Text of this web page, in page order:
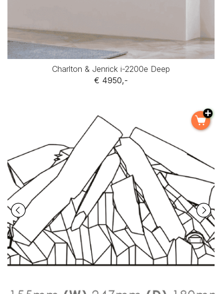
Charlton & Jenrick i-2200e Deep
€ 4950,-